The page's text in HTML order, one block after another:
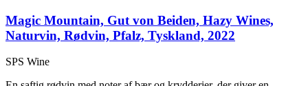
Magic Mountain, Gut von Beiden, Hazy Wines,
Naturvin, Rødvin, Pfalz, Tyskland, 2022
SPS Wine